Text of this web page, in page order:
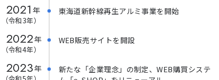
2021 年
（令和3年）
東海道新幹線再生アルミ事業を開始
2022年
（令和4年）
WEB販売サイトを開設
2023年
新たな「企業理念」の制定、WEB購買システ